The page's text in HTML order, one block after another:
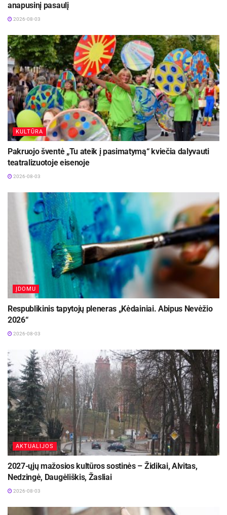
anapusinį pasaulį
2026-08-03
KULTŪRA
Pakruojo šventė „Tu ateik į pasimatymą“ kviečia dalyvauti
teatralizuotoje eisenoje
2026-08-03
ĮDOMU
Respublikinis tapytojų pleneras „Kėdainiai. Abipus Nevėžio
2026“
2026-08-03
AKTUALIJOS
2027-ųjų mažosios kultūros sostinės – Židikai, Alvitas,
Nedzingė, Daugėliškis, Žasliai
2026-08-03